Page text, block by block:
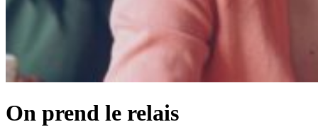
On prend le relais